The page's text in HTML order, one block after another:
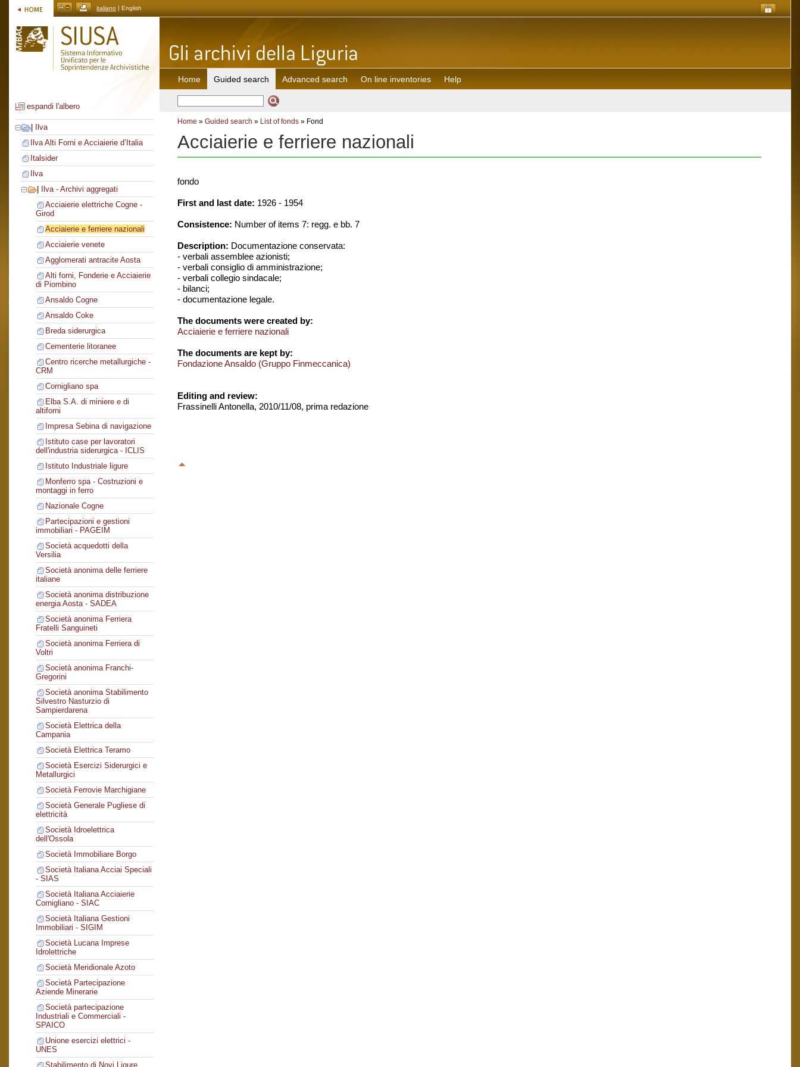
italiano | English
espandi l'albero
Ilva
Ilva Alti Forni e Acciaierie d’Italia
Italsider
Ilva
Ilva - Archivi aggregati
Acciaierie elettriche Cogne -
Girod
Acciaierie e ferriere nazionali
Acciaierie venete
Agglomerati antracite Aosta
Alti forni, Fonderie e Acciaierie
di Piombino
Ansaldo Cogne
Ansaldo Coke
Breda siderurgica
Cementerie litoranee
Centro ricerche metallurgiche -
CRM
Cornigliano spa
Elba S.A. di miniere e di
altiforni
Impresa Sebina di navigazione
Istituto case per lavoratori
dell'industria siderurgica - ICLIS
Istituto Industriale ligure
Monferro spa - Costruzioni e
montaggi in ferro
Nazionale Cogne
Partecipazioni e gestioni
immobiliari - PAGEIM
Società acquedotti della
Versilia
Società anonima delle ferriere
italiane
Società anonima distribuzione
energia Aosta - SADEA
Società anonima Ferriera
Fratelli Sanguineti
Società anonima Ferriera di
Voltri
Società anonima Franchi-
Gregorini
Società anonima Stabilimento
Silvestro Nasturzio di
Sampierdarena
Società Elettrica della
Campania
Società Elettrica Teramo
Società Esercizi Siderurgici e
Metallurgici
Società Ferrovie Marchigiane
Società Generale Pugliese di
elettricità
Società Idroelettrica
dell'Ossola
Società Immobiliare Borgo
Società Italiana Acciai Speciali
- SIAS
Società Italiana Acciaierie
Cornigliano - SIAC
Società Italiana Gestioni
Immobiliari - SIGIM
Società Lucana Imprese
Idrolettriche
Società Meridionale Azoto
Società Partecipazione
Aziende Minerarie
Società partecipazione
Industriali e Commerciali -
SPAICO
Unione esercizi elettrici -
UNES
Stabilimento di Novi Ligure
Home Guided search Advanced search On line inventories Help
Home » Guided search » List of fonds » Fond
Acciaierie e ferriere nazionali
fondo
First and last date: 1926 - 1954
Consistence: Number of items 7: regg. e bb. 7
Description: Documentazione conservata:
- verbali assemblee azionisti;
- verbali consiglio di amministrazione;
- verbali collegio sindacale;
- bilanci;
- documentazione legale.
The documents were created by:
Acciaierie e ferriere nazionali
The documents are kept by:
Fondazione Ansaldo (Gruppo Finmeccanica)
Editing and review:
Frassinelli Antonella, 2010/11/08, prima redazione